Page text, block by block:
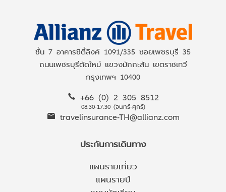
ชั้น 7 อาคารซิตี้ลิงค์ 1091/335 ซอยเพชรบุรี 35
ถนนเพชรบุรีตัดใหม่ แขวงมักกะสัน เขตราชเทวี
กรุงเทพฯ 10400
+66 (0) 2 305 8512
08.30-17.30 (จันทร์-ศุกร์)
travelinsurance-TH@allianz.com
ประกันการเดินทาง
แผนรายเที่ยว
แผนรายปี